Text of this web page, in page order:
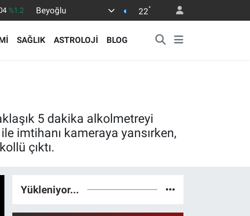
%0.17
%0.35
Beyoğlu 22°
SAĞLIK ASTROLOJİ BLOG
5 dakika alkolmetreyi
imtihanı kameraya yansırken,
çıktı.
Yükleniyor...